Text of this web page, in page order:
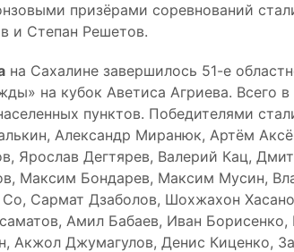
призёрами соревнований
и Степан Решетов.
на Сахалине завершилось 51-е
на кубок Аветиса Агриева. Всего в
пунктов. Победителями
Александр Миранюк, Артём
Ярослав Дегтярев, Валерий Кац,
Максим Бондарев, Максим Мусин,
Со, Сармат Дзаболов, Шохжахон
Амил Бабаев, Иван
Акжол Джумагулов, Денис Киценко,